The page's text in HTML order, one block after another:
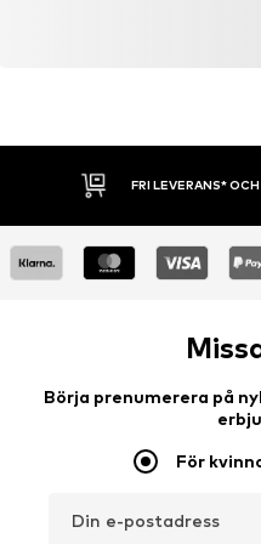
FRI LEVERANS*
Börja prenumerera på
För
Din e-postadress